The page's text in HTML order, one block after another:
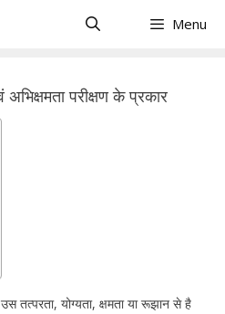
Menu
अभिक्षमता परीक्षण के प्रकार
तत्परता, योग्यता, क्षमता या रूझान से है